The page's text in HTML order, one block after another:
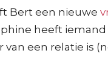
Bert een nieuwe
heeft
van een relatie is